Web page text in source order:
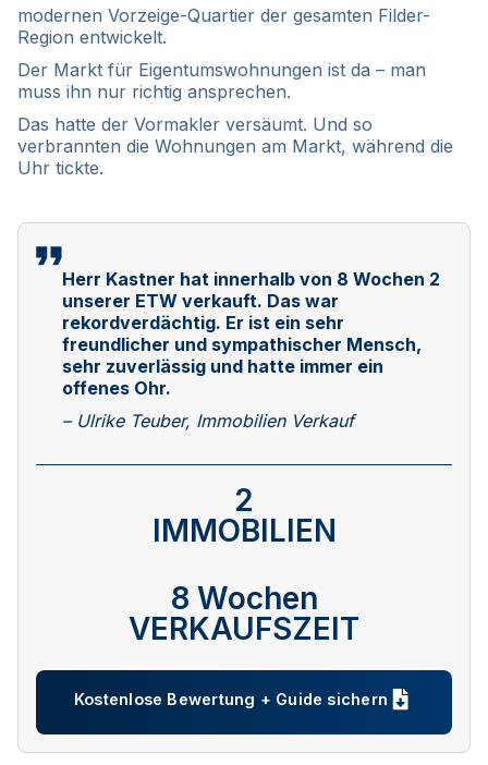
modernen Vorzeige-Quartier der gesamten Filder-
Region entwickelt.
Der Markt für Eigentumswohnungen ist da – man
muss ihn nur richtig ansprechen.
Das hatte der Vormakler versäumt. Und so
verbrannten die Wohnungen am Markt, während die
Uhr tickte.
Herr Kastner hat innerhalb von 8 Wochen 2
unserer ETW verkauft. Das war
rekordverdächtig. Er ist ein sehr
freundlicher und sympathischer Mensch,
sehr zuverlässig und hatte immer ein
offenes Ohr.
– Ulrike Teuber, Immobilien Verkauf
2
IMMOBILIEN
8 Wochen
VERKAUFSZEIT
Kostenlose Bewertung + Guide sichern